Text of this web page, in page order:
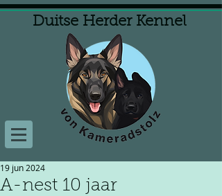
Duitse Herder Kennel
A-nest 10 jaar
19 jun 2024